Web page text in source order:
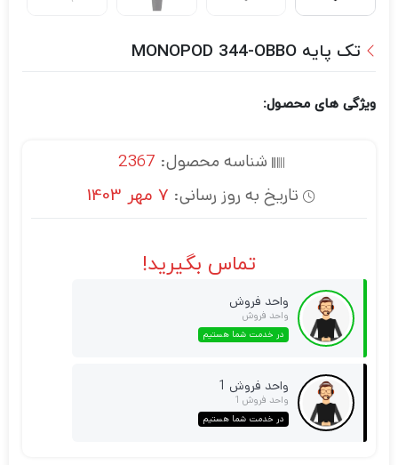
تک پایه MONOPOD 344-OBBO
ویژگی های محصول:
شناسه محصول: 2367
تاریخ به روز رسانی: 7 مهر 1403
تماس بگیرید!
واحد فروش
واحد فروش
در خدمت شما هستیم
واحد فروش 1
واحد فروش 1
در خدمت شما هستیم